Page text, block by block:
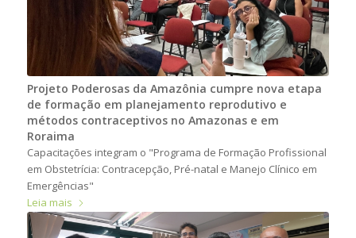
Projeto Poderosas da Amazônia cumpre nova etapa
de formação em planejamento reprodutivo e
métodos contraceptivos no Amazonas e em
Roraima
Capacitações integram o "Programa de Formação Profissional
em Obstetrícia: Contracepção, Pré-natal e Manejo Clínico em
Emergências"
Leia mais